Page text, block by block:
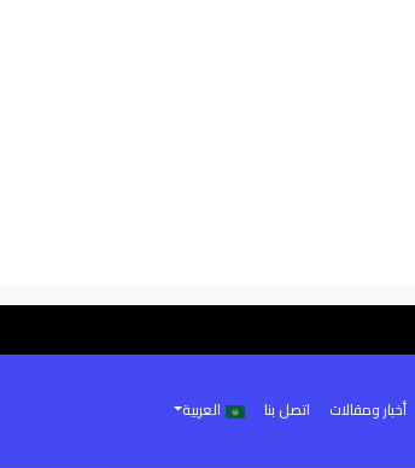
أخبار ومقالات اتصل بنا العربية